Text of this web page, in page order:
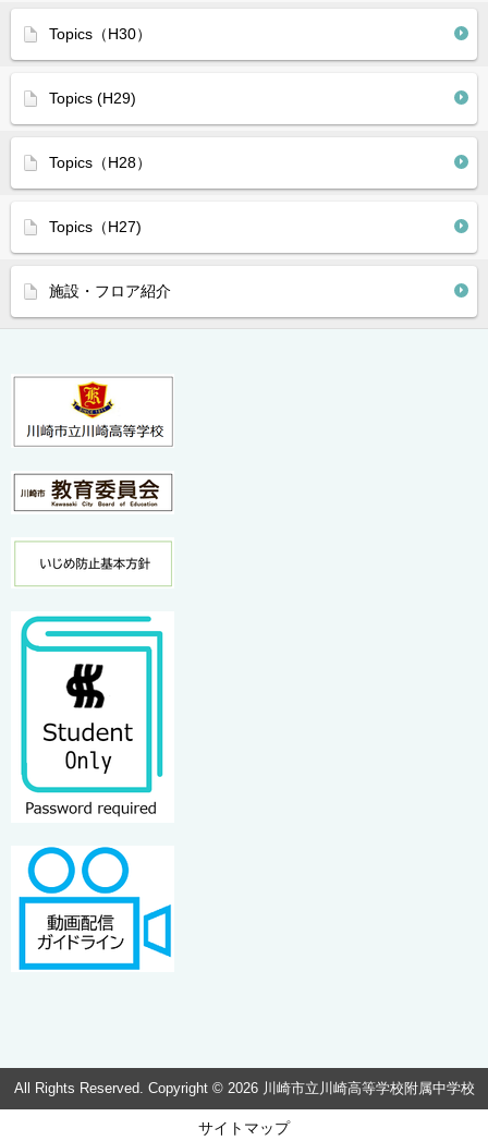
Topics（H30）
Topics (H29)
Topics（H28）
Topics（H27)
施設・フロア紹介
All Rights Reserved. Copyright © 2026 川崎市立川崎高等学校附属中学校
サイトマップ